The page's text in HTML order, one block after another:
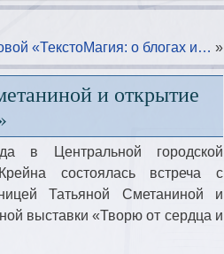
«ТекстоМагия: о блогах и… »
и открытие
в Центральной городской
состоялась встреча с
Татьяной Сметаниной и
выставки «Творю от сердца и